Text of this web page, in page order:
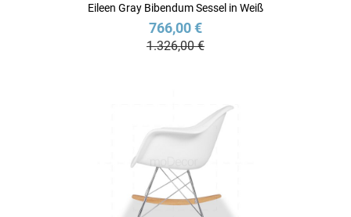
Eileen Gray Bibendum Sessel in Weiß
766,00 €
1.326,00 €